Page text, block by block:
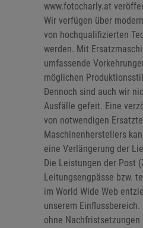
www.fotocharly.at
Wir verfügen über
von hochqualifizierten
werden. Mit
umfassende
möglichen
Dennoch sind auch wir
Ausfälle gefeit. Eine
von notwendigen
Maschinenherstellers
eine Verlängerung der
Die Leistungen der Post
Leitungsengpässe bzw.
im World Wide Web
unserem
ohne